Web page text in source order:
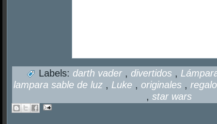
Labels: darth vader , divertidos ,
lampara sable de luz , Luke , originales ,
, star wars